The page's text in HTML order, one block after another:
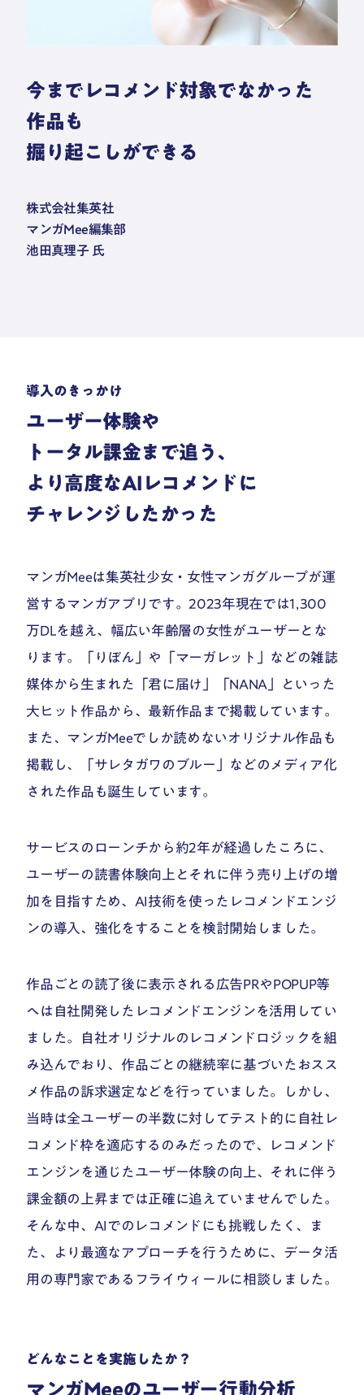
今までレコメンド対象でなかった
作品も
掘り起こしができる
株式会社集英社
マンガMee編集部
池田真理子 氏
導入のきっかけ
ユーザー体験や
トータル課金まで追う、
より高度なAIレコメンドに
チャレンジしたかった
マンガMeeは集英社少女・女性マンガグループが運
営するマンガアプリです。2023年現在では1,300
万DLを越え、幅広い年齢層の女性がユーザーとな
ります。「りぼん」や「マーガレット」などの雑誌
媒体から生まれた「君に届け」「NANA」といった
大ヒット作品から、最新作品まで掲載しています。
また、マンガMeeでしか読めないオリジナル作品も
掲載し、「サレタガワのブルー」などのメディア化
された作品も誕生しています。
サービスのローンチから約2年が経過したころに、
ユーザーの読書体験向上とそれに伴う売り上げの増
加を目指すため、AI技術を使ったレコメンドエンジ
ンの導入、強化をすることを検討開始しました。
作品ごとの読了後に表示される広告PRやPOPUP等
へは自社開発したレコメンドエンジンを活用してい
ました。自社オリジナルのレコメンドロジックを組
み込んでおり、作品ごとの継続率に基づいたおスス
メ作品の訴求選定などを行っていました。しかし、
当時は全ユーザーの半数に対してテスト的に自社レ
コメンド枠を適応するのみだったので、レコメンド
エンジンを通じたユーザー体験の向上、それに伴う
課金額の上昇までは正確に追えていませんでした。
そんな中、AIでのレコメンドにも挑戦したく、ま
た、より最適なアプローチを行うために、データ活
用の専門家であるフライウィールに相談しました。
どんなことを実施したか？
マンガMeeのユーザー行動分析